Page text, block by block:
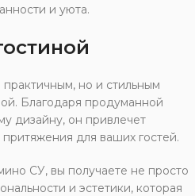
и уюта.
но и стильным
Благодаря продуманной
дизайну, он привлечет
для ваших гостей.
СУ, вы получаете не просто
и эстетики, которая